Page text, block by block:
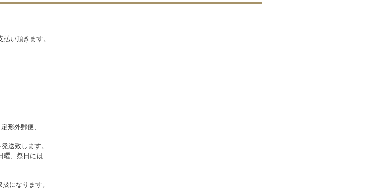
い頂きます。
形外郵便、
発送致します。
曜、祭日には
になります。